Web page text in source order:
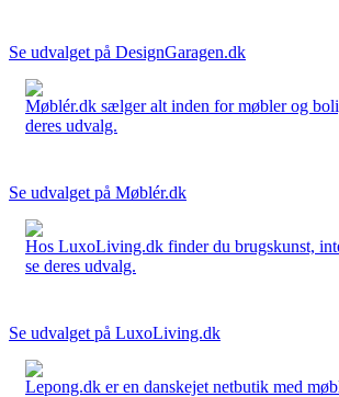
Se udvalget på DesignGaragen.dk
Møblér.dk sælger alt inden for møbler og
deres udvalg.
Se udvalget på Møblér.dk
Hos LuxoLiving.dk finder du brugskunst,
se deres udvalg.
Se udvalget på LuxoLiving.dk
Lepong.dk er en danskejet netbutik med